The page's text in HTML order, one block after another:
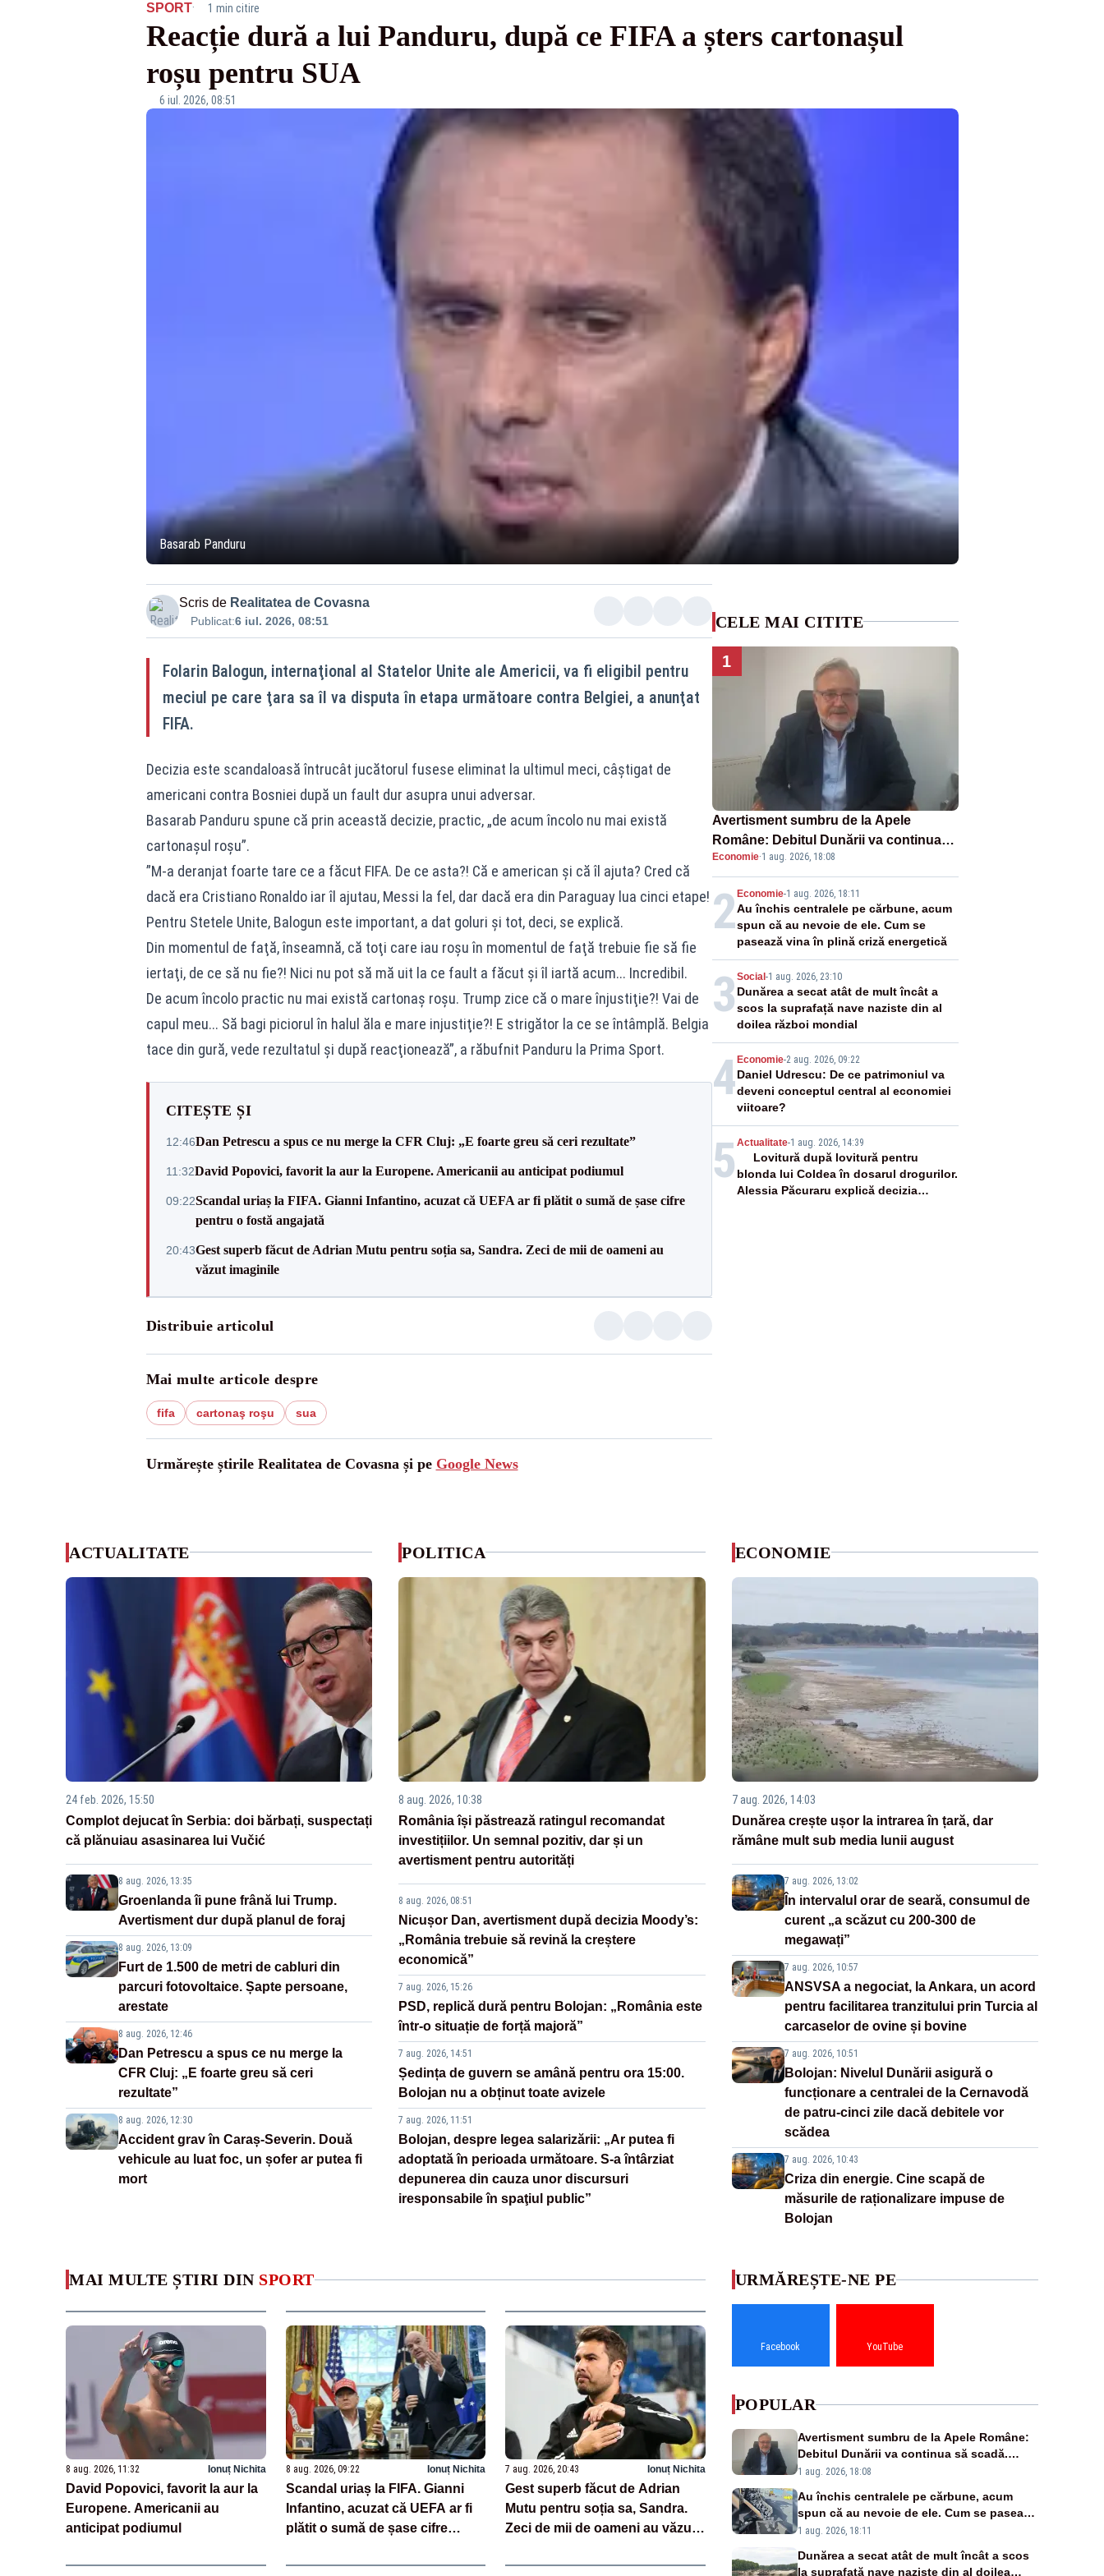
SPORT· 1 min citire
Reacție dură a lui Panduru, după ce FIFA a șters cartonașul
roșu pentru SUA
6 iul. 2026, 08:51
Basarab Panduru
Scris de Realitatea de Covasna
Publicat:6 iul. 2026, 08:51
Folarin Balogun, internaţional al Statelor Unite ale Americii, va fi eligibil pentru
meciul pe care ţara sa îl va disputa în etapa următoare contra Belgiei, a anunţat
FIFA.
Decizia este scandaloasă întrucât jucătorul fusese eliminat la ultimul meci, câştigat de
americani contra Bosniei după un fault dur asupra unui adversar.
Basarab Panduru spune că prin această decizie, practic, „de acum încolo nu mai există
cartonașul roșu”.
”M-a deranjat foarte tare ce a făcut FIFA. De ce asta?! Că e american şi că îl ajuta? Cred că
dacă era Cristiano Ronaldo iar îl ajutau, Messi la fel, dar dacă era din Paraguay lua cinci etape!
Pentru Stetele Unite, Balogun este important, a dat goluri şi tot, deci, se explică.
Din momentul de faţă, înseamnă, că toţi care iau roşu în momentul de faţă trebuie fie să fie
iertaţi, de ce să nu fie?! Nici nu pot să mă uit la ce fault a făcut şi îl iartă acum... Incredibil.
De acum încolo practic nu mai există cartonaş roşu. Trump zice că o mare înjustiţie?! Vai de
capul meu... Să bagi piciorul în halul ăla e mare injustiţie?! E strigător la ce se întâmplă. Belgia
tace din gură, vede rezultatul şi după reacţionează”, a răbufnit Panduru la Prima Sport.
CITEȘTE ȘI
12:46Dan Petrescu a spus ce nu merge la CFR Cluj: „E foarte greu să ceri rezultate”
11:32David Popovici, favorit la aur la Europene. Americanii au anticipat podiumul
09:22Scandal uriaș la FIFA. Gianni Infantino, acuzat că UEFA ar fi plătit o sumă de șase cifre
pentru o fostă angajată
20:43Gest superb făcut de Adrian Mutu pentru soția sa, Sandra. Zeci de mii de oameni au
văzut imaginile
Distribuie articolul
Mai multe articole despre
fifa cartonaş roşu sua
Urmărește știrile Realitatea de Covasna și pe Google News
CELE MAI CITITE
1
Avertisment sumbru de la Apele
Române: Debitul Dunării va continua
să scadă. Cernavodă s-ar putea închide
în 4 zile
Economie·1 aug. 2026, 18:08
2 Economie-1 aug. 2026, 18:11
Au închis centralele pe cărbune, acum
spun că au nevoie de ele. Cum se
pasează vina în plină criză energetică
3 Social -1 aug. 2026, 23:10
Dunărea a secat atât de mult încât a
scos la suprafață nave naziste din al
doilea război mondial
4 Economie-2 aug. 2026, 09:22
Daniel Udrescu: De ce patrimoniul va
deveni conceptul central al economiei
viitoare?
5 Actualitate-1 aug. 2026, 14:39
Lovitură după lovitură pentru
blonda lui Coldea în dosarul drogurilor.
Alessia Păcuraru explică decizia
ACTUALITATE
24 feb. 2026, 15:50
Complot dejucat în Serbia: doi bărbați, suspectați
că plănuiau asasinarea lui Vučić
8 aug. 2026, 13:35
Groenlanda îi pune frână lui Trump.
Avertisment dur după planul de foraj
8 aug. 2026, 13:09
Furt de 1.500 de metri de cabluri din
parcuri fotovoltaice. Șapte persoane,
arestate
8 aug. 2026, 12:46
Dan Petrescu a spus ce nu merge la
CFR Cluj: „E foarte greu să ceri
rezultate”
8 aug. 2026, 12:30
Accident grav în Caraș-Severin. Două
vehicule au luat foc, un șofer ar putea fi
mort
POLITICA
8 aug. 2026, 10:38
România își păstrează ratingul recomandat
investițiilor. Un semnal pozitiv, dar și un
avertisment pentru autorități
8 aug. 2026, 08:51
Nicușor Dan, avertisment după decizia Moody’s:
„România trebuie să revină la creștere
economică”
7 aug. 2026, 15:26
PSD, replică dură pentru Bolojan: „România este
într-o situație de forță majoră”
7 aug. 2026, 14:51
Ședința de guvern se amână pentru ora 15:00.
Bolojan nu a obținut toate avizele
7 aug. 2026, 11:51
Bolojan, despre legea salarizării: „Ar putea fi
adoptată în perioada următoare. S-a întârziat
depunerea din cauza unor discursuri
iresponsabile în spaţiul public”
ECONOMIE
7 aug. 2026, 14:03
Dunărea crește ușor la intrarea în țară, dar
rămâne mult sub media lunii august
7 aug. 2026, 13:02
În intervalul orar de seară, consumul de
curent „a scăzut cu 200-300 de
megawați”
7 aug. 2026, 10:57
ANSVSA a negociat, la Ankara, un acord
pentru facilitarea tranzitului prin Turcia al
carcaselor de ovine și bovine
7 aug. 2026, 10:51
Bolojan: Nivelul Dunării asigură o
funcționare a centralei de la Cernavodă
de patru-cinci zile dacă debitele vor
scădea
7 aug. 2026, 10:43
Criza din energie. Cine scapă de
măsurile de raționalizare impuse de
Bolojan
MAI MULTE ȘTIRI DIN SPORT
8 aug. 2026, 11:32 Ionuț Nichita
David Popovici, favorit la aur la
Europene. Americanii au
anticipat podiumul
8 aug. 2026, 09:22 Ionuț Nichita
Scandal uriaș la FIFA. Gianni
Infantino, acuzat că UEFA ar fi
plătit o sumă de șase cifre
7 aug. 2026, 20:43 Ionuț Nichita
Gest superb făcut de Adrian
Mutu pentru soția sa, Sandra.
Zeci de mii de oameni au văzut
URMĂREȘTE-NE PE
Facebook YouTube
POPULAR
Avertisment sumbru de la Apele Române:
Debitul Dunării va continua să scadă.
Cernavodă s-ar putea închide în 4 zile
1 aug. 2026, 18:08
Au închis centralele pe cărbune, acum
spun că au nevoie de ele. Cum se pasează
vina în plină criză energetică
1 aug. 2026, 18:11
Dunărea a secat atât de mult încât a scos
la suprafață nave naziste din al doilea